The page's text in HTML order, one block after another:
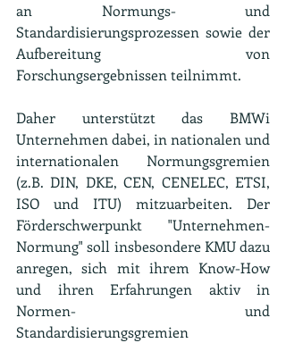
an Normungs- und
Standardisierungsprozessen sowie der
Aufbereitung von
Forschungsergebnissen teilnimmt.
Daher unterstützt das BMWi
Unternehmen dabei, in nationalen und
internationalen Normungsgremien
(z.B. DIN, DKE, CEN, CENELEC, ETSI,
ISO und ITU) mitzuarbeiten. Der
Förderschwerpunkt "Unternehmen-
Normung" soll insbesondere KMU dazu
anregen, sich mit ihrem Know-How
und ihren Erfahrungen aktiv in
Normen- und
Standardisierungsgremien